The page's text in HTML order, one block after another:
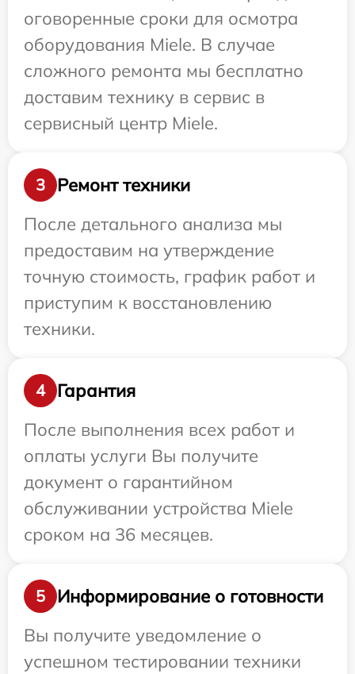
оговоренные сроки для осмотра
оборудования Miele. В случае
сложного ремонта мы бесплатно
доставим технику в сервис в
сервисный центр Miele.
3
Ремонт техники
После детального анализа мы
предоставим на утверждение
точную стоимость, график работ и
приступим к восстановлению
техники.
4
Гарантия
После выполнения всех работ и
оплаты услуги Вы получите
документ о гарантийном
обслуживании устройства Miele
сроком на 36 месяцев.
5
Информирование о готовности
Вы получите уведомление о
успешном тестировании техники